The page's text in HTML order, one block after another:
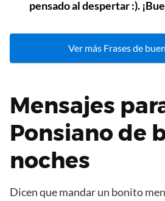
pensado al despertar :).
Ver más Frases de
Mensajes
Ponsiano de
noches
Dicen que mandar un bonito